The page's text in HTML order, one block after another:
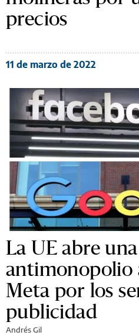
precios
11 de marzo de 2022
La UE abre
antimonopolio
Meta por los
publicidad
Andrés Gil